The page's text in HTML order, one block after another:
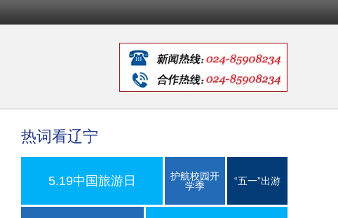
热词看辽宁
5.19中国旅游日
护航校园开
学季
“五一”出游